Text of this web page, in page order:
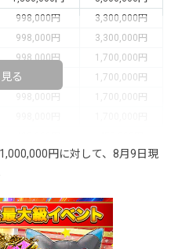
998,000円
3,300,000円
998,000円
3,300,000円
998,000円
1,700,000円
998,000円
1,700,000円
998,000円
1,700,000円
498,000円
450,000円
498,000円
450,000円
498,000円
450,000円
498,000円 450,000円
る
円に対して、8月9日現